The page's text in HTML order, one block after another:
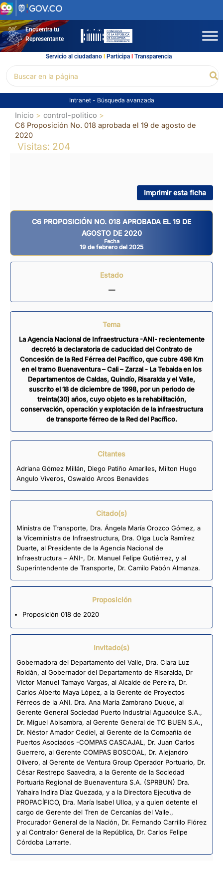
Ir
al
contenidoEncuentra tu
Representante
Servicio al ciudadano l Participal Transparencia
por:
Intranet - Búsqueda avanzada
Inicio
control-politico
C6 Proposición No. 018 aprobada el 19 de agosto de
2020
Visitas: 204
Imprimir esta ficha
C6 PROPOSICIÓN NO. 018 APROBADA EL 19 DE
AGOSTO DE 2020
Fecha
19 de febrero del 2025
Estado
—
Tema
La Agencia Nacional de Infraestructura -ANI- recientemente
decretó la declaratoria de caducidad del Contrato de
Concesión de la Red Férrea del Pacífico, que cubre 498 Km
en el tramo Buenaventura – Cali – Zarzal - La Tebaida en los
Departamentos de Caldas, Quindío, Risaralda y el Valle,
suscrito el 18 de diciembre de 1998, por un periodo de
treinta(30) años, cuyo objeto es la rehabilitación,
conservación, operación y explotación de la infraestructura
de transporte férreo de la Red del Pacífico.
Citantes
Adriana Gómez Millán, Diego Patiño Amariles, Milton Hugo
Angulo Viveros, Oswaldo Arcos Benavides
Citado(s)
Ministra de Transporte, Dra. Ángela María Orozco Gómez, a
la Viceministra de Infraestructura, Dra. Olga Lucía Ramírez
Duarte, al Presidente de la Agencia Nacional de
Infraestructura – ANI-, Dr. Manuel Felipe Gutiérrez, y al
Superintendente de Transporte, Dr. Camilo Pabón Almanza.
Proposición
Proposición 018 de 2020
Invitado(s)
Gobernadora del Departamento del Valle, Dra. Clara Luz
Roldán, al Gobernador del Departamento de Risaralda, Dr
Víctor Manuel Tamayo Vargas, al Alcalde de Pereira, Dr.
Carlos Alberto Maya López, a la Gerente de Proyectos
Férreos de la ANI. Dra. Ana María Zambrano Duque, al
Gerente General Sociedad Puerto Industrial Aguadulce S.A.,
Dr. Miguel Abisambra, al Gerente General de TC BUEN S.A.,
Dr. Néstor Amador Cediel, al Gerente de la Compañía de
Puertos Asociados -COMPAS CASCAJAL, Dr. Juan Carlos
Guerrero, al Gerente COMPAS BOSCOAL, Dr. Alejandro
Olivero, al Gerente de Ventura Group Operador Portuario, Dr.
César Restrepo Saavedra, a la Gerente de la Sociedad
Portuaria Regional de Buenaventura S.A. (SPRBUN) Dra.
Yahaira Indira Díaz Quezada, y a la Directora Ejecutiva de
PROPACÍFICO, Dra. María Isabel Ulloa, y a quien detente el
cargo de Gerente del Tren de Cercanías del Valle.,
Procurador General de la Nación, Dr. Fernando Carrillo Flórez
y al Contralor General de la República, Dr. Carlos Felipe
Córdoba Larrarte.